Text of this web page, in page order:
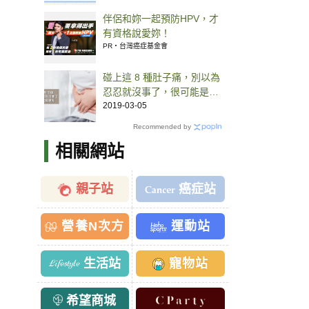
伴侶和妳一起預防HPV，才
有資格說愛妳！
PR・台灣癌症基金會
碰上這 8 種肚子痛，別以為
忍忍就沒事了，很可能是大
病徵兆
2019-03-05
Recommended by
相關網站
親子站 癌症站
營養N次方 運動站
生活站 寵物站
希望商城